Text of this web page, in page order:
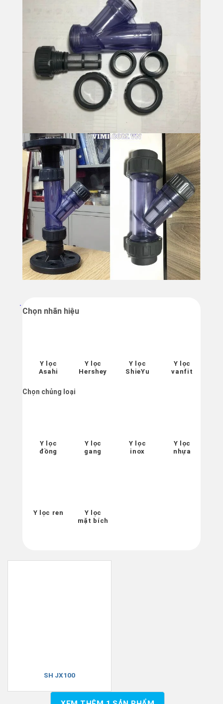
Chọn nhãn hiệu
Y lọc
Asahi
Y lọc
Hershey
Y lọc
ShieYu
Y lọc
vanfit
Chọn chủng loại
Y lọc
đồng
Y lọc
gang
Y lọc
inox
Y lọc
nhựa
Y lọc ren
Y lọc
mặt bích
SH JX100